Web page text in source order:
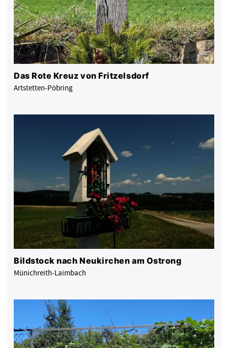
Das Rote Kreuz von Fritzelsdorf
Artstetten-Pöbring
Bildstock nach Neukirchen am Ostrong
Münichreith-Laimbach